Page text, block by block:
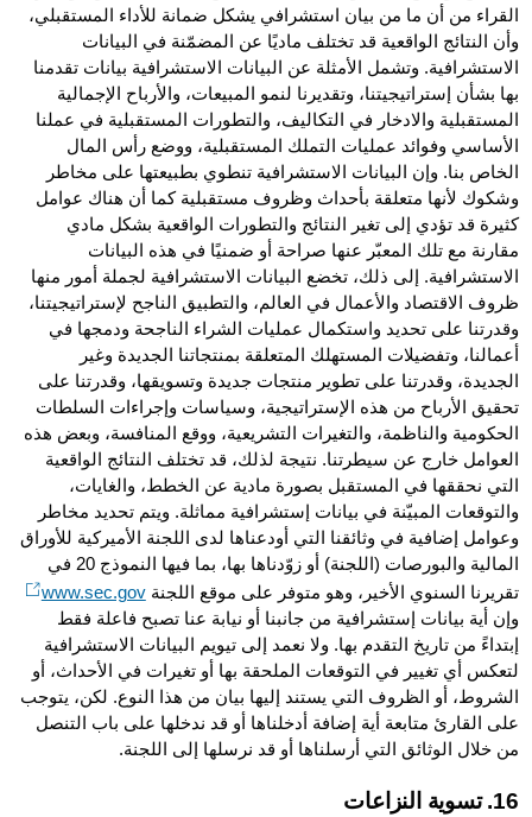
القراء من أن ما من بيان استشرافي يشكل ضمانة للأداء المستقبلي،
وأن النتائج الواقعية قد تختلف ماديًا عن المضمّنة في البيانات
الاستشرافية. وتشمل الأمثلة عن البيانات الاستشرافية بيانات تقدمنا
بها بشأن إستراتيجيتنا، وتقديرنا لنمو المبيعات، والأرباح الإجمالية
المستقبلية والادخار في التكاليف، والتطورات المستقبلية في عملنا
الأساسي وفوائد عمليات التملك المستقبلية، ووضع رأس المال
الخاص بنا. وإن البيانات الاستشرافية تنطوي بطبيعتها على مخاطر
وشكوك لأنها متعلقة بأحداث وظروف مستقبلية كما أن هناك عوامل
كثيرة قد تؤدي إلى تغير النتائج والتطورات الواقعية بشكل مادي
مقارنة مع تلك المعبّر عنها صراحة أو ضمنيًا في هذه البيانات
الاستشرافية. إلى ذلك، تخضع البيانات الاستشرافية لجملة أمور منها
ظروف الاقتصاد والأعمال في العالم، والتطبيق الناجح لإستراتيجيتنا،
وقدرتنا على تحديد واستكمال عمليات الشراء الناجحة ودمجها في
أعمالنا، وتفضيلات المستهلك المتعلقة بمنتجاتنا الجديدة وغير
الجديدة، وقدرتنا على تطوير منتجات جديدة وتسويقها، وقدرتنا على
تحقيق الأرباح من هذه الإستراتيجية، وسياسات وإجراءات السلطات
الحكومية والناظمة، والتغيرات التشريعية، ووقع المنافسة، وبعض هذه
العوامل خارج عن سيطرتنا. نتيجة لذلك، قد تختلف النتائج الواقعية
التي نحققها في المستقبل بصورة مادية عن الخطط، والغايات،
والتوقعات المبيّنة في بيانات إستشرافية مماثلة. ويتم تحديد مخاطر
وعوامل إضافية في وثائقنا التي أودعناها لدى اللجنة الأميركية للأوراق
المالية والبورصات (اللجنة) أو زوّدناها بها، بما فيها النموذج 20 في
تقريرنا السنوي الأخير، وهو متوفر على موقع اللجنةwww.sec.gov
وإن أية بيانات إستشرافية من جانبنا أو نيابة عنا تصبح فاعلة فقط
إبتداءً من تاريخ التقدم بها. ولا نعمد إلى تيويم البيانات الاستشرافية
لتعكس أي تغيير في التوقعات الملحقة بها أو تغيرات في الأحداث، أو
الشروط، أو الظروف التي يستند إليها بيان من هذا النوع. لكن، يتوجب
على القارئ متابعة أية إضافة أدخلناها أو قد ندخلها على باب التنصل
من خلال الوثائق التي أرسلناها أو قد نرسلها إلى اللجنة.
16. تسوية النزاعات